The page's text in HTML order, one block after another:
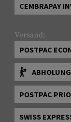
CEMBRAPAY
Versand:
POSTPAC
ABHOLUNG
POSTPAC
SWISS